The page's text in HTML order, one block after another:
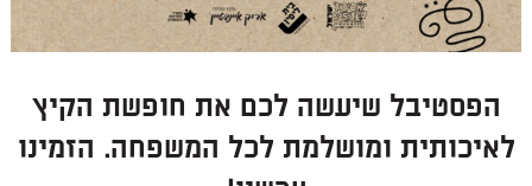
הפסטיבל שיעשה לכם את חופשת הקיץ
לאיכותית ומושלמת לכל המשפחה. הזמינו